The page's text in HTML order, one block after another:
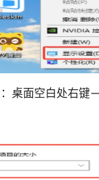
桌面空白处右键